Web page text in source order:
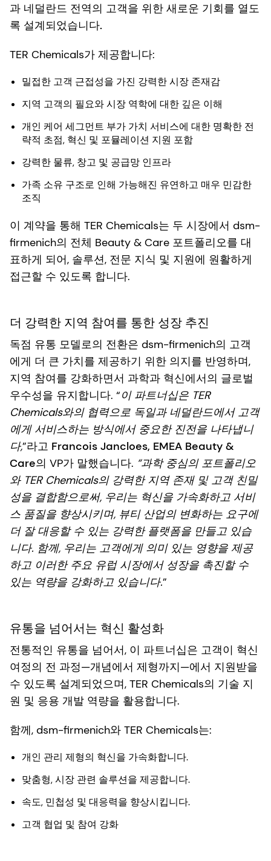
과 네덜란드 전역의 고객을 위한 새로운 기회를 열도
록 설계되었습니다.
TER Chemicals가 제공합니다:
밀접한 고객 근접성을 가진 강력한 시장 존재감
지역 고객의 필요와 시장 역학에 대한 깊은 이해
개인 케어 세그먼트 부가 가치 서비스에 대한 명확한 전
략적 초점, 혁신 및 포뮬레이션 지원 포함
강력한 물류, 창고 및 공급망 인프라
가족 소유 구조로 인해 가능해진 유연하고 매우 민감한
조직
이 계약을 통해 TER Chemicals는 두 시장에서 dsm-
firmenich의 전체 Beauty & Care 포트폴리오를 대
표하게 되어, 솔루션, 전문 지식 및 지원에 원활하게
접근할 수 있도록 합니다.
더 강력한 지역 참여를 통한 성장 추진
독점 유통 모델로의 전환은 dsm-firmenich의 고객
에게 더 큰 가치를 제공하기 위한 의지를 반영하며,
지역 참여를 강화하면서 과학과 혁신에서의 글로벌
우수성을 유지합니다. “이 파트너십은 TER
Chemicals와의 협력으로 독일과 네덜란드에서 고객
에게 서비스하는 방식에서 중요한 진전을 나타냅니
다,”라고 Francois Jancloes, EMEA Beauty &
Care의 VP가 말했습니다. “과학 중심의 포트폴리오
와 TER Chemicals의 강력한 지역 존재 및 고객 친밀
성을 결합함으로써, 우리는 혁신을 가속화하고 서비
스 품질을 향상시키며, 뷰티 산업의 변화하는 요구에
더 잘 대응할 수 있는 강력한 플랫폼을 만들고 있습
니다. 함께, 우리는 고객에게 의미 있는 영향을 제공
하고 이러한 주요 유럽 시장에서 성장을 촉진할 수
있는 역량을 강화하고 있습니다.”
유통을 넘어서는 혁신 활성화
전통적인 유통을 넘어서, 이 파트너십은 고객이 혁신
여정의 전 과정—개념에서 제형까지—에서 지원받을
수 있도록 설계되었으며, TER Chemicals의 기술 지
원 및 응용 개발 역량을 활용합니다.
함께, dsm-firmenich와 TER Chemicals는:
개인 관리 제형의 혁신을 가속화합니다.
맞춤형, 시장 관련 솔루션을 제공합니다.
속도, 민첩성 및 대응력을 향상시킵니다.
고객 협업 및 참여 강화